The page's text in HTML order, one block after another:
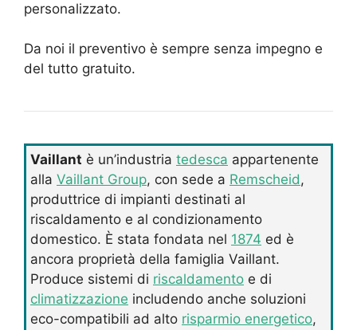
personalizzato.
Da noi il preventivo è sempre senza impegno e
del tutto gratuito.
Vaillant è un’industria tedesca appartenente
alla Vaillant Group, con sede a Remscheid,
produttrice di impianti destinati al
riscaldamento e al condizionamento
domestico. È stata fondata nel 1874 ed è
ancora proprietà della famiglia Vaillant.
Produce sistemi di riscaldamento e di
climatizzazione includendo anche soluzioni
eco-compatibili ad alto risparmio energetico,